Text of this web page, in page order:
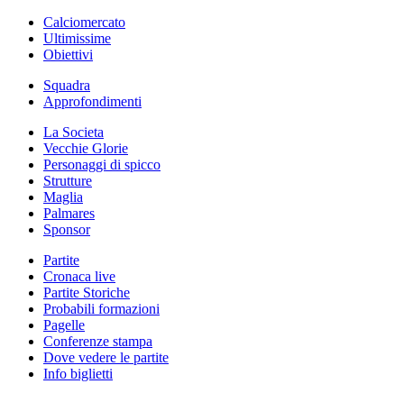
Calciomercato
Ultimissime
Obiettivi
Squadra
Approfondimenti
La Societa
Vecchie Glorie
Personaggi di spicco
Strutture
Maglia
Palmares
Sponsor
Partite
Cronaca live
Partite Storiche
Probabili formazioni
Pagelle
Conferenze stampa
Dove vedere le partite
Info biglietti